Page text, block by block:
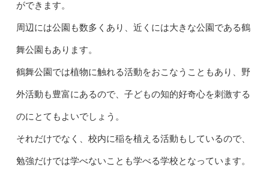
ができます。
周辺には公園も数多くあり、近くには大きな公園である鶴
舞公園もあります。
鶴舞公園では植物に触れる活動をおこなうこともあり、野
外活動も豊富にあるので、子どもの知的好奇心を刺激する
のにとてもよいでしょう。
それだけでなく、校内に稲を植える活動もしているので、
勉強だけでは学べないことも学べる学校となっています。